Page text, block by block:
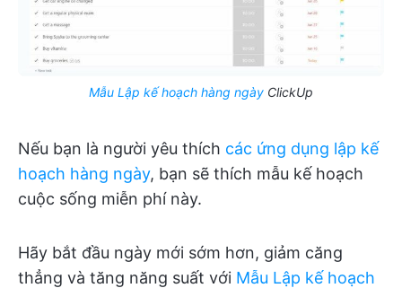
Mẫu Lập kế hoạch hàng ngày ClickUp
Nếu bạn là người yêu thích các ứng dụng lập kế
hoạch hàng ngày, bạn sẽ thích mẫu kế hoạch
cuộc sống miễn phí này.
Hãy bắt đầu ngày mới sớm hơn, giảm căng
thẳng và tăng năng suất với Mẫu Lập kế hoạch